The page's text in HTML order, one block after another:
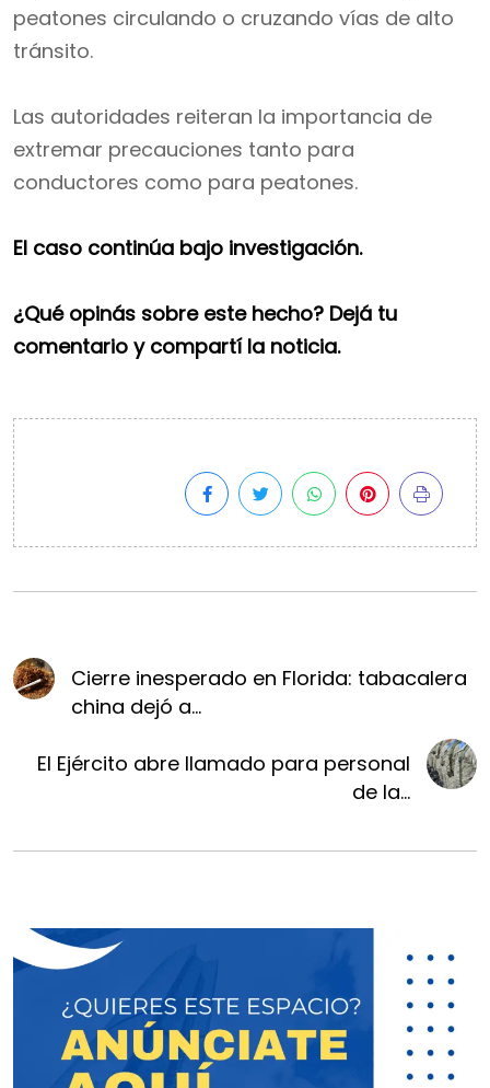
peatones circulando o cruzando vías de alto
tránsito.
Las autoridades reiteran la importancia de
extremar precauciones tanto para
conductores como para peatones.
El caso continúa bajo investigación.
¿Qué opinás sobre este hecho? Dejá tu
comentario y compartí la noticia.
Cierre inesperado en Florida: tabacalera
china dejó a...
El Ejército abre llamado para personal
de la...